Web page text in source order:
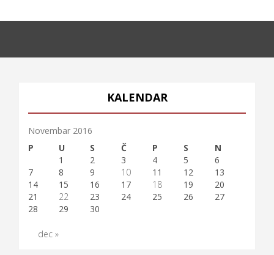
KALENDAR
Novembar 2016
P
U S Č P S
N
1
2 3 4 5
6
7
8 9 10 11 12
13
14
15 16 17 18 19
20
21
22 23 24 25 26
27
28
29 30
dec »